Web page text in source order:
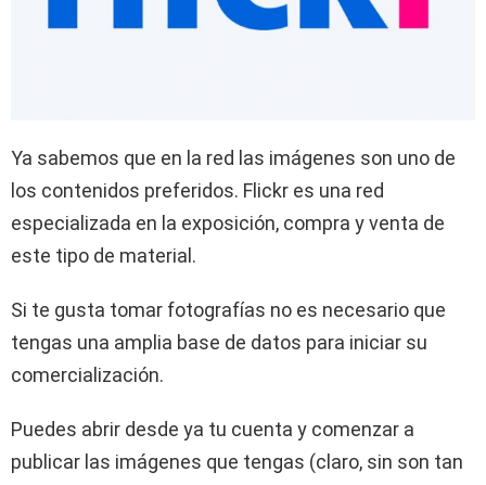
Ya sabemos que en la red las imágenes son uno de
los contenidos preferidos. Flickr es una red
especializada en la exposición, compra y venta de
este tipo de material.
Si te gusta tomar fotografías no es necesario que
tengas una amplia base de datos para iniciar su
comercialización.
Puedes abrir desde ya tu cuenta y comenzar a
publicar las imágenes que tengas (claro, sin son tan